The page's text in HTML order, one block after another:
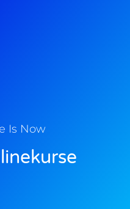
Is Now